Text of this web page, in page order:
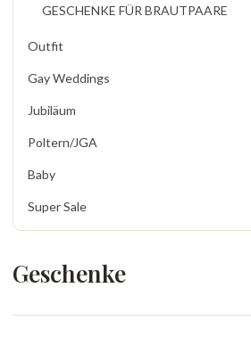
GESCHENKE FÜR BRAUTPAARE
Outfit
Gay Weddings
Jubiläum
Poltern/JGA
Baby
Super Sale
Geschenke